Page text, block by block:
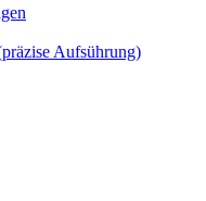
Aufsührung)